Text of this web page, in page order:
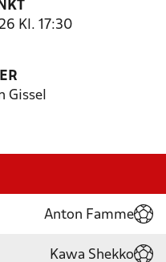
Kl. 17:30
Gissel
Anton Famme
Kawa Shekko